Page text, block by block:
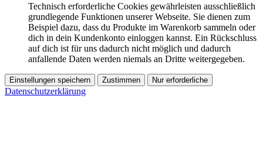
Technisch erforderliche Cookies gewährleisten ausschließlich
grundlegende Funktionen unserer Webseite. Sie dienen zum
Beispiel dazu, dass du Produkte im Warenkorb sammeln oder
dich in dein Kundenkonto einloggen kannst. Ein Rückschluss
auf dich ist für uns dadurch nicht möglich und dadurch
anfallende Daten werden niemals an Dritte weitergegeben.
Einstellungen speichern Zustimmen Nur erforderliche
Datenschutzerklärung